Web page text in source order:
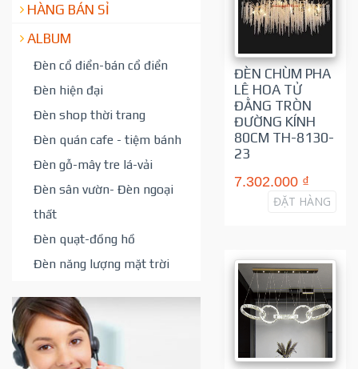
HÀNG BÁN SỈ
ALBUM
Đèn cổ điển-bán cổ điển
Đèn hiện đại
Đèn shop thời trang
Đèn quán cafe - tiệm bánh
Đèn gỗ-mây tre lá-vải
Đèn sân vườn- Đèn ngoại
thất
Đèn quạt-đồng hồ
Đèn năng lượng mặt trời
ĐÈN CHÙM PHA
LÊ HOA TỬ
ĐẰNG TRÒN
ĐƯỜNG KÍNH
80CM TH-8130-
23
7.302.000 ₫
ĐẶT HÀNG